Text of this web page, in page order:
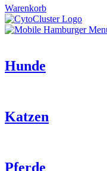
Warenkorb
Hunde
Katzen
Pferde